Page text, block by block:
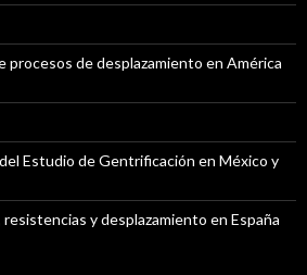
procesos de desplazamiento en América
Estudio de Gentrificación en México y
y desplazamiento en España